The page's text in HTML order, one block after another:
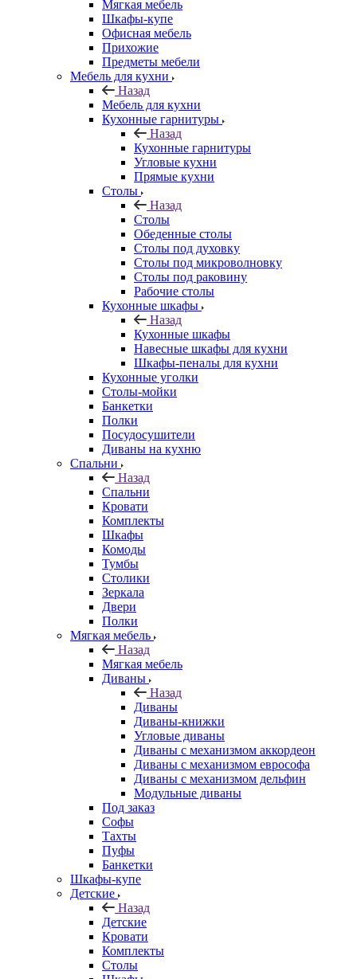
Мягкая мебель
Шкафы-купе
Офисная мебель
Прихожие
Предметы мебели
Мебель для кухни
Назад
Мебель для кухни
Кухонные гарнитуры
Назад
Кухонные гарнитуры
Угловые кухни
Прямые кухни
Столы
Назад
Столы
Обеденные столы
Столы под духовку
Столы под микроволновку
Столы под раковину
Рабочие столы
Кухонные шкафы
Назад
Кухонные шкафы
Навесные шкафы для кухни
Шкафы-пеналы для кухни
Кухонные уголки
Столы-мойки
Банкетки
Полки
Посудосушители
Диваны на кухню
Спальни
Назад
Спальни
Кровати
Комплекты
Шкафы
Комоды
Тумбы
Столики
Зеркала
Двери
Полки
Мягкая мебель
Назад
Мягкая мебель
Диваны
Назад
Диваны
Диваны-книжки
Угловые диваны
Диваны с механизмом аккордеон
Диваны с механизмом еврософа
Диваны с механизмом дельфин
Модульные диваны
Под заказ
Софы
Тахты
Пуфы
Банкетки
Шкафы-купе
Детские
Назад
Детские
Кровати
Комплекты
Столы